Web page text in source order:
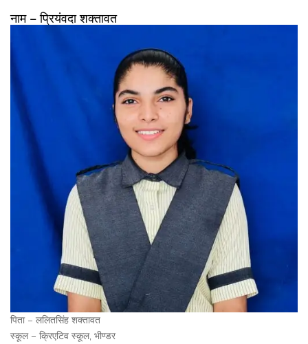
नाम – प्रियंवदा शक्तावत
पिता – ललितसिंह शक्तावत
स्कूल – क्रिएटिव स्कूल, भीण्डर